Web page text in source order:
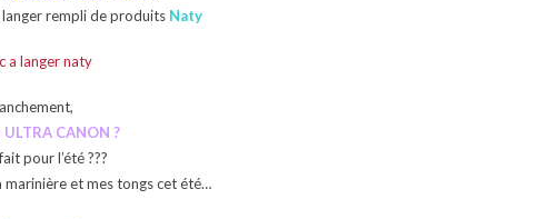
langer rempli de produits Naty
CANON ?
pour l’été ???
marinière et mes tongs cet été…